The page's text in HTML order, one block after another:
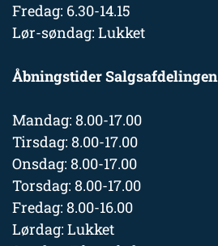
Fredag: 6.30-14.15
Lør-søndag: Lukket
Åbningstider Salgsafdelingen
Mandag: 8.00-17.00
Tirsdag: 8.00-17.00
Onsdag: 8.00-17.00
Torsdag: 8.00-17.00
Fredag: 8.00-16.00
Lørdag: Lukket